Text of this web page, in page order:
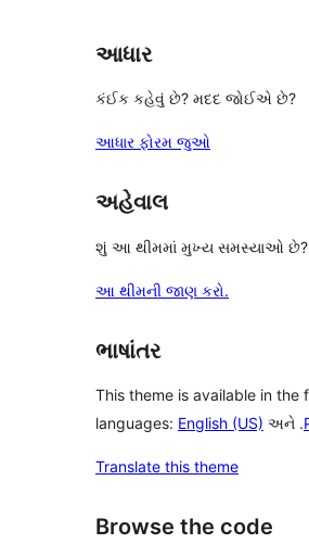
આધાર
કંઈક કહેવું છે? મદદ જોઈએ છે?
આધાર ફોરમ જુઓ
અહેવાલ
શું આ થીમમાં મુખ્ય સમસ્યાઓ છે?
આ થીમની જાણ કરો.
ભાષાંતર
This theme is available in the
languages: English (US) અને .
Translate this theme
Browse the code